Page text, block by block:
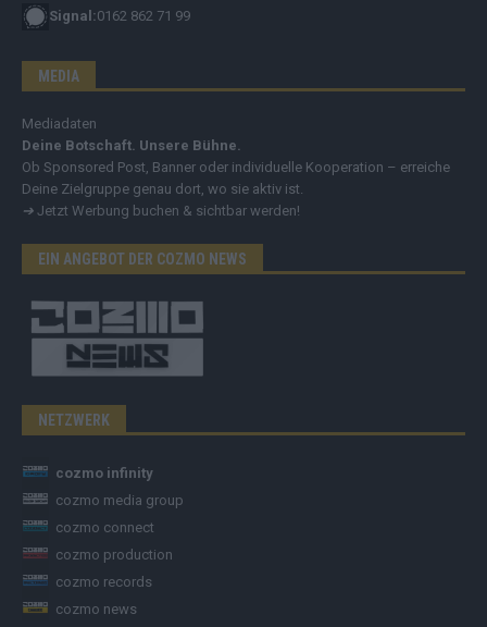
Signal:0162 862 71 99
MEDIA
Mediadaten
Deine Botschaft. Unsere Bühne.
Ob Sponsored Post, Banner oder individuelle Kooperation – erreiche
Deine Zielgruppe genau dort, wo sie aktiv ist.
➔ Jetzt Werbung buchen & sichtbar werden!
EIN ANGEBOT DER COZMO NEWS
NETZWERK
cozmo infinity
cozmo media group
cozmo connect
cozmo production
cozmo records
cozmo news